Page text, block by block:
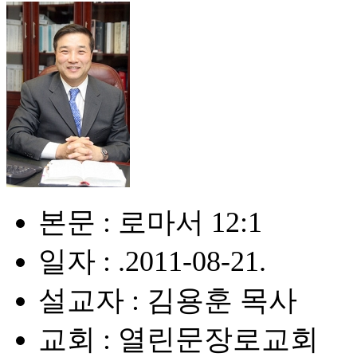
본문 : 로마서 12:1
일자 : .2011-08-21.
설교자 : 김용훈 목사
교회 : 열린문장로교회